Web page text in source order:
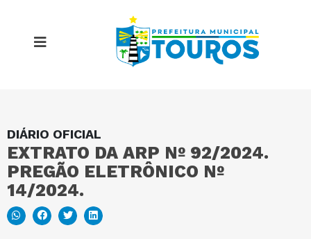
DIÁRIO OFICIAL
EXTRATO DA ARP Nº 92/2024.
PREGÃO ELETRÔNICO Nº
14/2024.
MAPA DO SITE
PORTAL DA TRANSPARÊNCIA
E-SIC